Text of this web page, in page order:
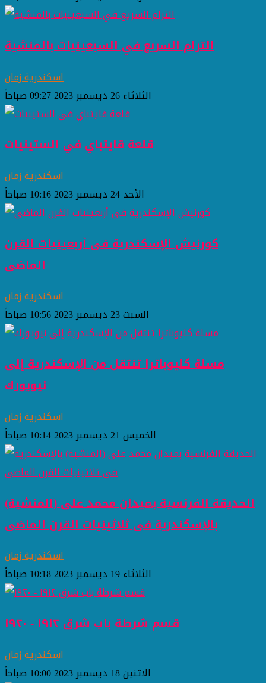
الترام السريع في السبعينيات بالمنشية
اسكندرية زمان
الثلاثاء 26 ديسمبر 2023 09:27 صباحاً
قلعة قايتباي في الستينيات
اسكندرية زمان
الأحد 24 ديسمبر 2023 10:16 صباحاً
كورنيش الإسكندرية فى أربعينيات القرن
الماضى
اسكندرية زمان
السبت 23 ديسمبر 2023 10:56 صباحاً
مسلة كليوباترا تنتقل من الإسكندرية إلى
نيويورك
اسكندرية زمان
الخميس 21 ديسمبر 2023 10:14 صباحاً
الحديقة الفرنسية بميدان محمد على (المنشية)
بالإسكندرية فى ثلاثينيات القرن الماضى
اسكندرية زمان
الثلاثاء 19 ديسمبر 2023 10:18 صباحاً
قسم شرطة باب شرق ١٩١٢ - ١٩٢٠
اسكندرية زمان
الاثنين 18 ديسمبر 2023 10:00 صباحاً